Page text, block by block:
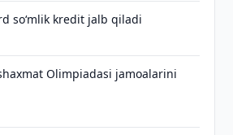
so‘mlik kredit jalb qiladi
Olimpiadasi jamoalarini